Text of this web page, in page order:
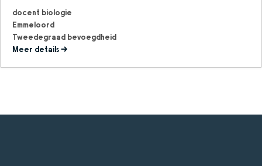
docent biologie
Emmeloord
Tweedegraad bevoegdheid
Meer details